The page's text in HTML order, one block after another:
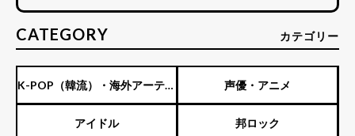
CATEGORY カテゴリー
K-POP（韓流）・海外アーティ
スト
声優・アニメ
アイドル 邦ロック